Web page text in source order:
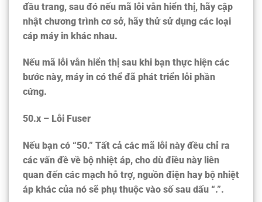
đầu trang, sau đó nếu mã lỗi vẫn hiển thị, hãy cập
nhật chương trình cơ sở, hãy thử sử dụng các loại
cáp máy in khác nhau.
Nếu mã lỗi vẫn hiển thị sau khi bạn thực hiện các
bước này, máy in có thể đã phát triển lỗi phần
cứng.
50.x – Lỗi Fuser
Nếu bạn có “50.” Tất cả các mã lỗi này đều chỉ ra
các vấn đề về bộ nhiệt áp, cho dù điều này liên
quan đến các mạch hỗ trợ, nguồn điện hay bộ nhiệt
áp khác của nó sẽ phụ thuộc vào số sau dấu “.”.